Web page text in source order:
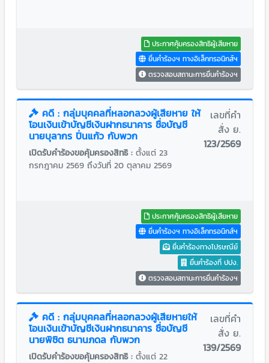
ประกาศคุ้มครองสิทธิผู้เสียหาย
ยื่นคำร้องฯ ทางอิเล็กทรอนิกส์ฯ
ตรวจสอบสถานะการยื่นคำร้องฯ
คดี : กลุ่มบุคคลที่หลอกลวงผู้เสียหาย ให้
โอนเงินเข้าบัญชีเงินฝากธนาคาร ชื่อบัญชี
นายบุลากร ปิ่นแก้ว กับพวก
เปิดรับคำร้องขอคุ้มครองสิทธิ : ตั้งแต่ 23
กรกฎาคม 2569 ถึงวันที่ 20 ตุลาคม 2569
เลขที่คำ
สั่ง ย.
123/2569
ประกาศคุ้มครองสิทธิผู้เสียหาย
ยื่นคำร้องฯ ทางอิเล็กทรอนิกส์ฯ
ยื่นคำร้องทางไปรษณีย์
ยื่นคำร้องที่ ปปง.
ตรวจสอบสถานะการยื่นคำร้องฯ
คดี : กลุ่มบุคคลที่หลอกลวงผู้เสียหายให้
โอนเงินเข้าบัญชีเงินฝากธนาคาร ชื่อบัญชี
นายพิชิต ธนานภดล กับพวก
เปิดรับคำร้องขอคุ้มครองสิทธิ : ตั้งแต่ 22
เลขที่คำ
สั่ง ย.
139/2569